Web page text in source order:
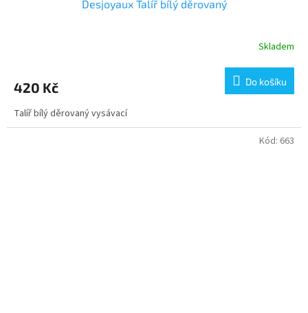
Desjoyaux Talíř bílý děrovaný
Skladem
420 Kč Do košíku
Talíř bílý děrovaný vysávací
Kód: 663